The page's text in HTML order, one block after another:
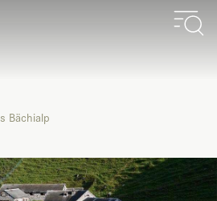
Bächialp